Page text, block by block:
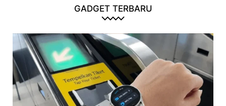
GADGET TERBARU